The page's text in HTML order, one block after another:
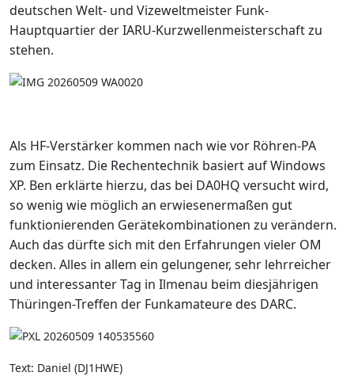
deutschen Welt- und Vizeweltmeister Funk-
Hauptquartier der IARU-Kurzwellenmeisterschaft zu
stehen.
Als HF-Verstärker kommen nach wie vor Röhren-PA
zum Einsatz. Die Rechentechnik basiert auf Windows
XP. Ben erklärte hierzu, das bei DA0HQ versucht wird,
so wenig wie möglich an erwiesenermaßen gut
funktionierenden Gerätekombinationen zu verändern.
Auch das dürfte sich mit den Erfahrungen vieler OM
decken. Alles in allem ein gelungener, sehr lehrreicher
und interessanter Tag in Ilmenau beim diesjährigen
Thüringen-Treffen der Funkamateure des DARC.
Text: Daniel (DJ1HWE)